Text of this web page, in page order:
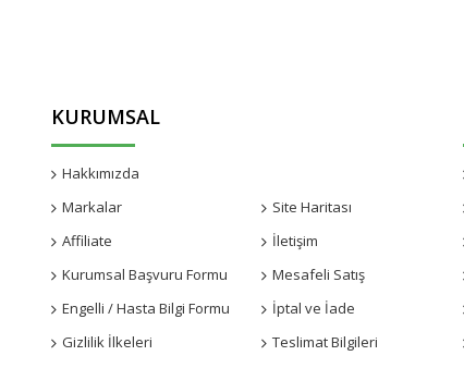
KURUMSAL
Hakkımızda
Markalar
Affiliate
Kurumsal Başvuru Formu
Engelli / Hasta Bilgi Formu
Gizlilik İlkeleri
Site Haritası
İletişim
Mesafeli Satış
İptal ve İade
Teslimat Bilgileri